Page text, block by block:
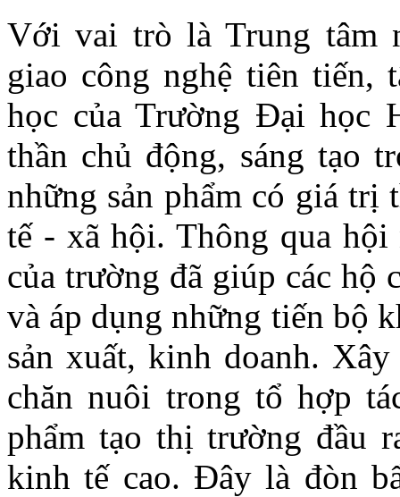
Với vai trò là Trung tâm
giao công nghệ tiên tiến,
học của Trường Đại học
thần chủ động, sáng tạo
những sản phẩm có giá
tế - xã hội. Thông qua hội
của trường đã giúp các hộ
và áp dụng những tiến bộ
sản xuất, kinh doanh.
chăn nuôi trong tổ hợp
phẩm tạo thị trường đầu
kinh tế cao. Đây là đòn